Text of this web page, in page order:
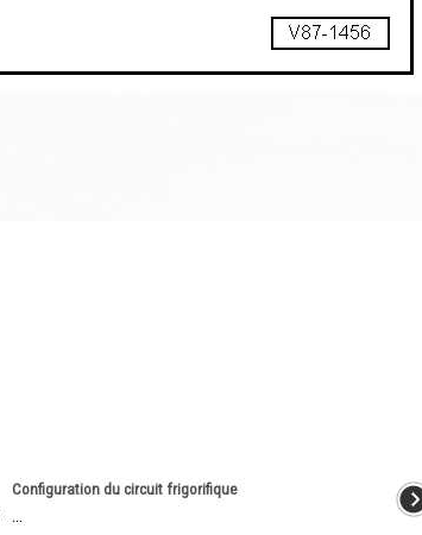
Configuration du circuit frigorifique
...